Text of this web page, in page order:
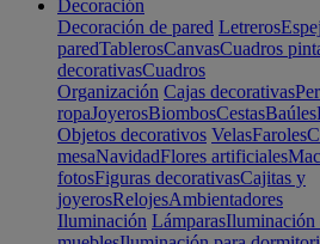
Decoración
Decoración de pared Letreros
paredTablerosCanvasCuadros
decorativasCuadros
Organización Cajas decorativas
ropaJoyerosBiombosCestasBaúles
Objetos decorativos VelasFaroles
mesaNavidadFlores artificiales
fotosFiguras decorativasCajitas y
joyerosRelojesAmbientadores
Iluminación LámparasIluminación